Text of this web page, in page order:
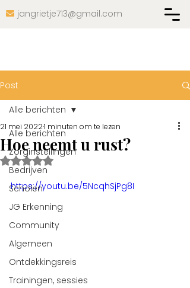
 jangrietje713@gmail.com
Post
Alle berichten
Zorginstellingen
Bedrijven
Scholen
JG Erkenning
Community
Algemeen
Ontdekkingsreis
Trainingen, sessies
Alle berichten
Hoe neemt u rust?
21 mei 20221 minuten om te lezen
Beoordeeld met NaN uit 5 sterren.
https://youtu.be/5NcqhSjPg8I